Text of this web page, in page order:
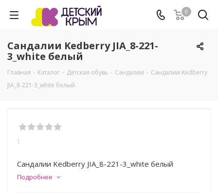
0
Сандалии Kedberry JIA_8-221-
3_white белый
Главная - Каталог - Детская обувь - Сандалии - Сандалии Kedberry
JIA_8-221-3_white белый
:
Сандалии Kedberry JIA_8-221-3_white белый
Подробнее